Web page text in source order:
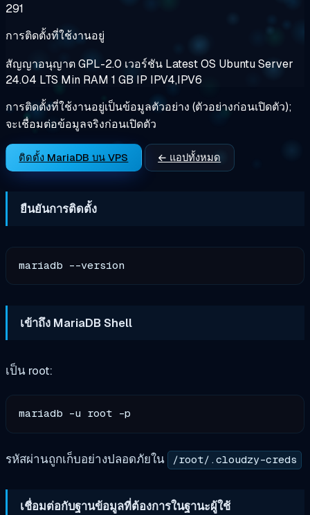
291
การติดตั้งที่ใช้งานอยู่
สัญญาอนุญาตGPL-2.0 เวอร์ชัน LatestOS Ubuntu Server
24.04 LTS Min RAM 1 GB IP IPV4,IPV6
การติดตั้งที่ใช้งานอยู่เป็นข้อมูลตัวอย่าง (ตัวอย่างก่อนเปิดตัว);
จะเชื่อมต่อข้อมูลจริงก่อนเปิดตัว
ติดตั้ง MariaDB บน VPS ← แอปทั้งหมด
ยืนยันการติดตั้ง
เข้าถึง MariaDB Shell
เป็น root:
รหัสผ่านถูกเก็บอย่างปลอดภัยใน /root/.cloudzy-creds
เชื่อมต่อกับฐานข้อมูลที่ต้องการในฐานะผู้ใช้